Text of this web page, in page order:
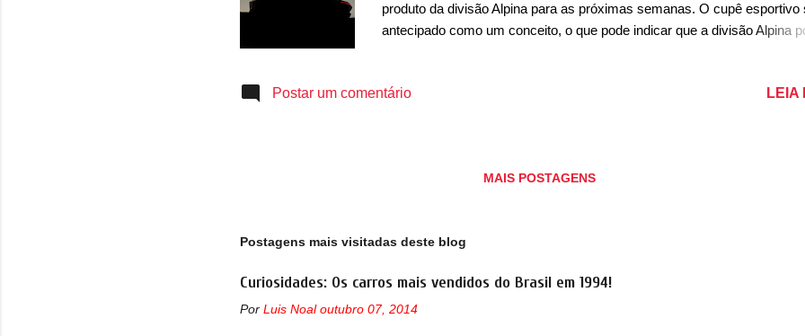
produto da divisão Alpina para as próximas semanas. O cupê esportivo
antecipado como um conceito, o que pode indicar que a divisão Alpina
confirmado que ele será apresentado no Concorso d'Eleganza Villa
possivelmente atuando como um substituto do Série 8 – talvez com uma
Postar um comentário LEIA
MAIS POSTAGENS
Postagens mais visitadas deste blog
Curiosidades: Os carros mais vendidos do Brasil em 1994!
Por Luis Noal outubro 07, 2014